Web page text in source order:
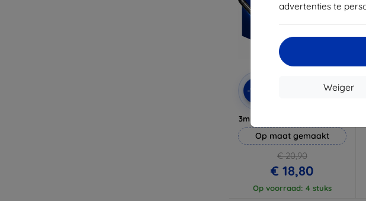
advertenties te
Weiger
-10% EXTRA10
3mk Hammer beschermfolie
Op maat gemaakt
€ 20,90
€ 18,80
Op voorraad: 4 stuks